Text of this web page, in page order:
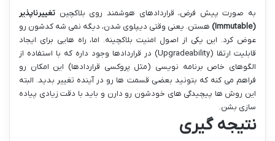
به صورت پیش فرض، قراردادهای هوشمند روی بلاکچین تغییرناپذیر
(Immutable)
هستن. یعنی وقتی دیپلوی شدن، دیگه نمی شه کدشون رو
عوض کرد. این یکی از اصول امنیت بلاکچینه. اما، راه هایی برای ایجاد
قابلیت ارتقا (Upgradeability) در قراردادها وجود داره که با استفاده از
الگوهای خاص برنامه نویسی (مثل پروکسی قراردادها) این امکان رو
فراهم می کنه که بتونید بعضی قسمت ها رو در آینده تغییر بدید. البته
این روش ها پیچیدگی های خودشون رو دارن و باید با دقت زیادی پیاده
سازی بشن.
نتیجه گیری